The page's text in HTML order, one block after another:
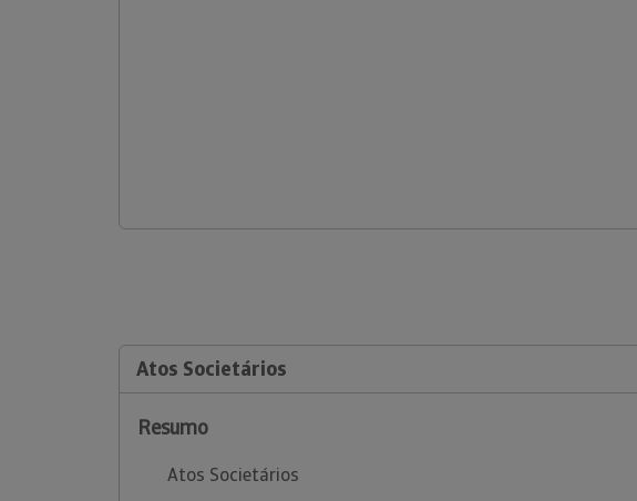
Atos Societários
Resumo
Atos Societários